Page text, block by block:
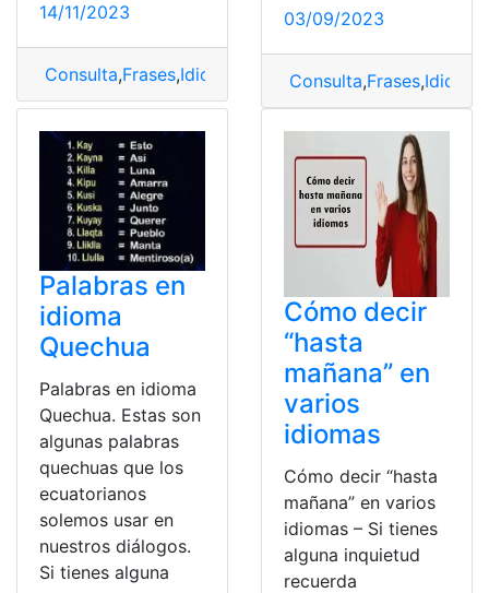
14/11/2023
Consulta,Frases,Idioma Quechua,Significado
03/09/2023
Consulta,Frases,Idioma
Palabras en
idioma
Quechua
Palabras en idioma
Quechua. Estas son
algunas palabras
quechuas que los
ecuatorianos
solemos usar en
nuestros diálogos.
Si tienes alguna
Cómo decir
“hasta
mañana” en
varios
idiomas
Cómo decir “hasta
mañana” en varios
idiomas – Si tienes
alguna inquietud
recuerda